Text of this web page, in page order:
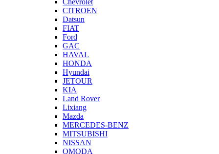
Chevrolet
CITROEN
Datsun
FIAT
Ford
GAC
HAVAL
HONDA
Hyundai
JETOUR
KIA
Land Rover
Lixiang
Mazda
MERCEDES-BENZ
MITSUBISHI
NISSAN
OMODA